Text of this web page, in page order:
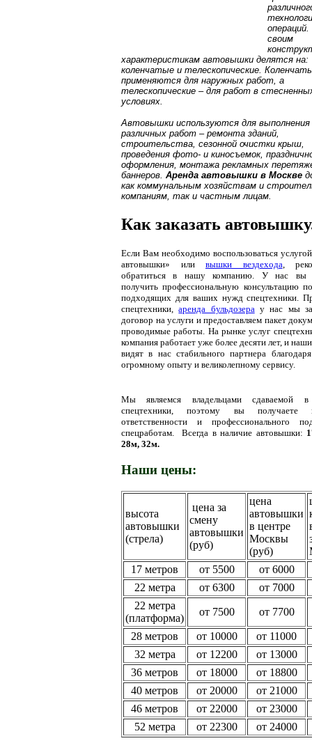
своим
характеристикам автовышки делятся на:
коленчатые и телескопические.
применяются для наружных работ, а
телескопические – для работ в
условиях.
Автовышки используются для выполнения
различных работ – ремонта зданий,
строительства, сезонной очистки крыш,
проведения фото- и киносъемок,
оформления, монтажа рекламных
баннеров. Аренда автовышки в Москве
как коммунальным хозяйствам и
компаниям, так и частным лицам.
Как заказать
Если Вам необходимо воспользоваться
автовышки» или вышки вездехода ,
обратиться в нашу компанию. У нас вы
получить профессиональную консультацию
подходящих для ваших нужд спецтехники.
спецтехники,аренда бульдозера у нас мы
договор на услуги и предоставляем пакет
проводимые работы. На рынке услуг
компания работает уже более десяти лет, и
видят в нас стабильного партнера
огромному опыту и великолепному сервису.
Мы являемся владельцами сдаваемой
спецтехники, поэтому вы получаете
ответственности и профессионального
спецработам.
Всегда в наличие автовышки:
28м, 32м.
Наши цены:
высота
автовышки
(стрела)
цена за
смену
автовышки
(руб)
цена
автовышки
в центре
Москвы
(руб)
17 метров
от 5500
от 6000
22 метра
от 6300
от 7000
22 метра
(платформа)
от 7500 от 7700
28 метров от 10000
от 11000
32 метра
от 12200
от 13000
36 метров
от 18000
от 18800
40 метров
от 20000
от 21000
46 метров
от 22000
от 23000
52 метра
от 22300 от 24000